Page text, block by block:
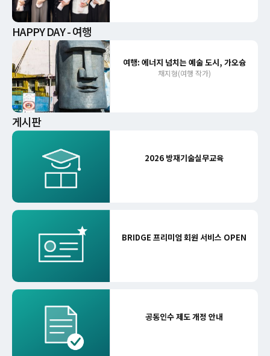
HAPPY DAY - 여행
여행: 에너지 넘치는 예술 도시, 가오슝
채지형(여행 작가)
게시판
2026 방재기술실무교육
BRIDGE 프리미엄 회원 서비스 OPEN
공동인수 제도 개정 안내